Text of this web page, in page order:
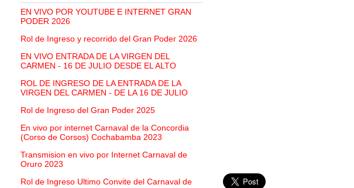
EN VIVO POR YOUTUBE E INTERNET GRAN
PODER 2026
Rol de Ingreso y recorrido del Gran Poder 2026
EN VIVO ENTRADA DE LA VIRGEN DEL
CARMEN - 16 DE JULIO DESDE EL ALTO
ROL DE INGRESO DE LA ENTRADA DE LA
VIRGEN DEL CARMEN - DE LA 16 DE JULIO
Rol de Ingreso del Gran Poder 2025
En vivo por internet Carnaval de la Concordia
(Corso de Corsos) Cochabamba 2023
Transmision en vivo por Internet Carnaval de
Oruro 2023
Rol de Ingreso Ultimo Convite del Carnaval de